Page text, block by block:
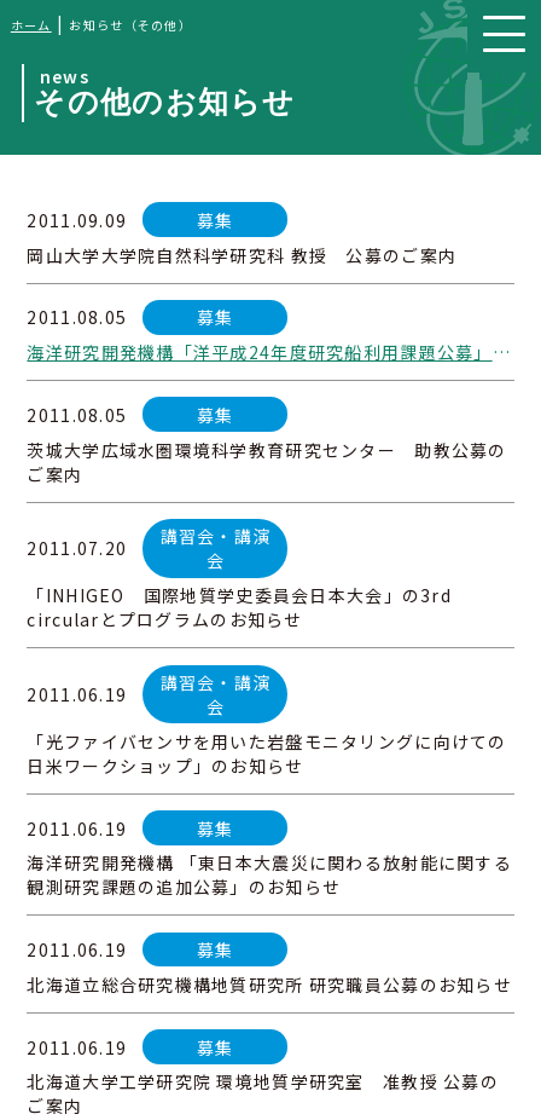
03-3259-8232
ホーム | お知らせ（その他）
news
その他のお知らせ
2011.09.09
募集
岡山大学大学院自然科学研究科 教授 公募のご案内
2011.08.05
募集
海洋研究開発機構「洋平成24年度研究船利用課題公募」のお知らせ
2011.08.05
募集
茨城大学広域水圏環境科学教育研究センター 助教公募の
ご案内
2011.07.20
講習会・講演
会
「INHIGEO 国際地質学史委員会日本大会」の3rd
circularとプログラムのお知らせ
2011.06.19
講習会・講演
会
「光ファイバセンサを用いた岩盤モニタリングに向けての
日米ワークショップ」のお知らせ
2011.06.19
募集
海洋研究開発機構 「東日本大震災に関わる放射能に関する
観測研究課題の追加公募」のお知らせ
2011.06.19
募集
北海道立総合研究機構地質研究所 研究職員公募のお知らせ
2011.06.19
募集
北海道大学工学研究院 環境地質学研究室 准教授 公募の
ご案内